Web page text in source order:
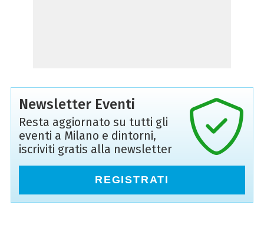
Newsletter Eventi
Resta aggiornato su tutti gli
eventi a Milano e dintorni,
iscriviti gratis alla newsletter
REGISTRATI